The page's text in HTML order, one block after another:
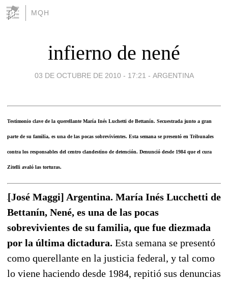
MQH
infierno de nené
03 DE OCTUBRE DE 2010 - 17:21 - ARGENTINA
Testimonio clave de la querellante María Inés Luchetti de Bettanín. Secuestrada junto a gran
parte de su familia, es una de las pocas sobrevivientes. Esta semana se presentó en Tribunales
contra los responsables del centro clandestino de detención. Denunció desde 1984 que el cura
Zitelli avaló las torturas.
[José Maggi] Argentina. María Inés Lucchetti de
Bettanín, Nené, es una de las pocas
sobrevivientes de su familia, que fue diezmada
por la última dictadura. Esta semana se presentó
como querellante en la justicia federal, y tal como
lo viene haciendo desde 1984, repitió sus denuncias